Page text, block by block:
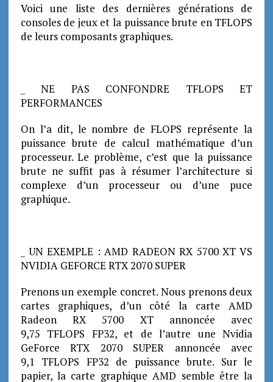
Voici une liste des dernières générations de
consoles de jeux et la puissance brute en TFLOPS
de leurs composants graphiques.
_ NE PAS CONFONDRE TFLOPS ET
PERFORMANCES
On l’a dit, le nombre de FLOPS représente la
puissance brute de calcul mathématique d’un
processeur. Le problème, c’est que la puissance
brute ne suffit pas à résumer l’architecture si
complexe d’un processeur ou d’une puce
graphique.
_ UN EXEMPLE : AMD RADEON RX 5700 XT VS
NVIDIA GEFORCE RTX 2070 SUPER
Prenons un exemple concret. Nous prenons deux
cartes graphiques, d’un côté la carte AMD
Radeon RX 5700 XT annoncée avec
9,75 TFLOPS FP32, et de l’autre une Nvidia
GeForce RTX 2070 SUPER annoncée avec
9,1 TFLOPS FP32 de puissance brute. Sur le
papier, la carte graphique AMD semble être la